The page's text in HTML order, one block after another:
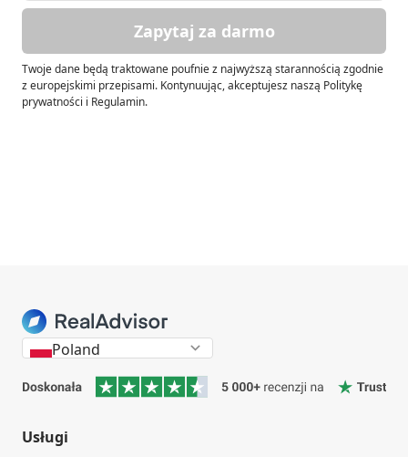
Zapytaj za darmo
Twoje dane będą traktowane poufnie z najwyższą starannością zgodnie
z europejskimi przepisami. Kontynuując, akceptujesz naszą Politykę
prywatności i Regulamin.
Poland
Usługi